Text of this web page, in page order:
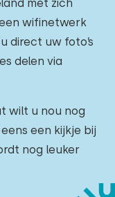
met zich
wifinetwerk
direct uw foto’s
delen via
wilt u nou nog
een kijkje bij
nog leuker